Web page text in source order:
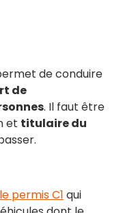
de conduire
de
. Il faut être
et titulaire du
le permis C1 qui